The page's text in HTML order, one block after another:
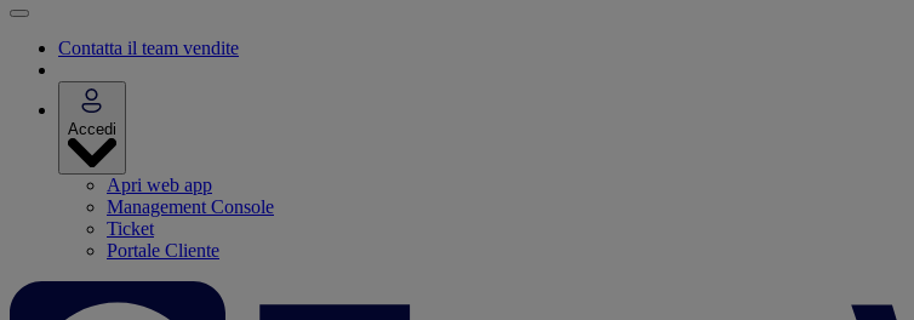
Contatta il team vendite
Accedi
Apri web app
Management Console
Ticket
Portale Cliente